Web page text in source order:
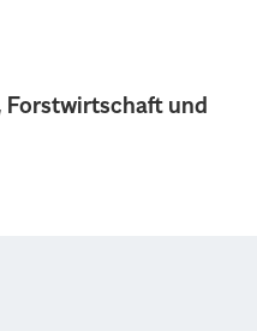
Forstwirtschaft und